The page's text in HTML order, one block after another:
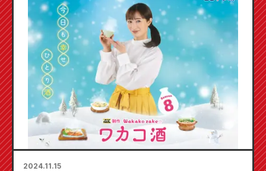
2024.11.15